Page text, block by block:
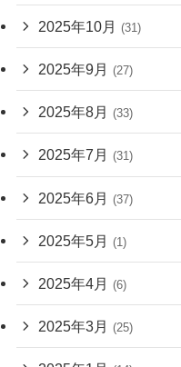
2025年10月 (31)
2025年9月 (27)
2025年8月 (33)
2025年7月 (31)
2025年6月 (37)
2025年5月 (1)
2025年4月 (6)
2025年3月 (25)